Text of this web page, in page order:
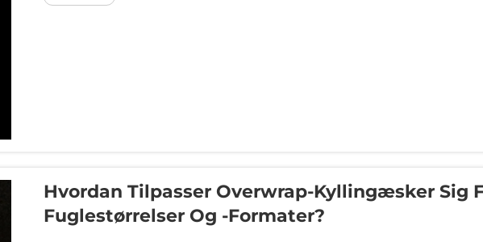
Hvordan Tilpasser Overwrap-Kyllingæsker Sig
Fuglestørrelser Og -formater?